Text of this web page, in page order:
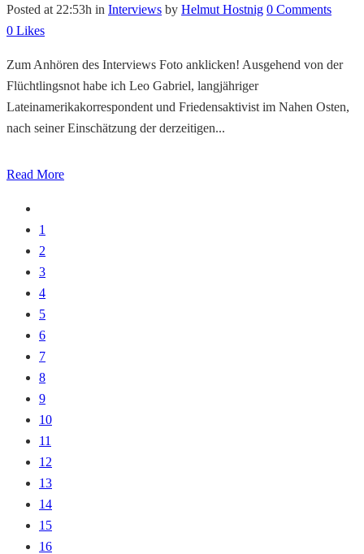
Posted at 22:53h in Interviews by Helmut Hostnig 0 Comments
0 Likes
Zum Anhören des Interviews Foto anklicken! Ausgehend von der
Flüchtlingsnot habe ich Leo Gabriel, langjähriger
Lateinamerikakorrespondent und Friedensaktivist im Nahen Osten,
nach seiner Einschätzung der derzeitigen...
Read More
1
2
3
4
5
6
7
8
9
10
11
12
13
14
15
16